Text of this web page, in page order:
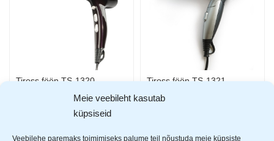
Meie veebileht kasutab
küpsiseid
Veebilehe paremaks toimimiseks palume teil nõustuda meie küpsiste
Tiross föön TS-1320 Tiross föön TS-1321
17,99